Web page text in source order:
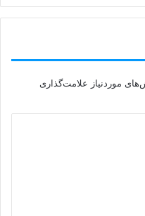
موردنیاز علامت‌گذاری